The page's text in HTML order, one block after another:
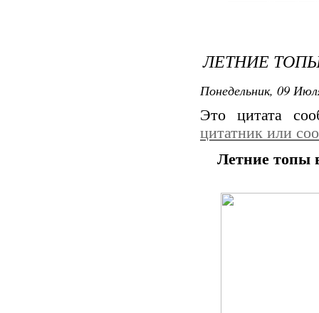
ЛЕТНИЕ
Понедельник, 09
Это цитата
цитатник или
Летние топы